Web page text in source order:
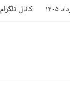
کانال تلگرام